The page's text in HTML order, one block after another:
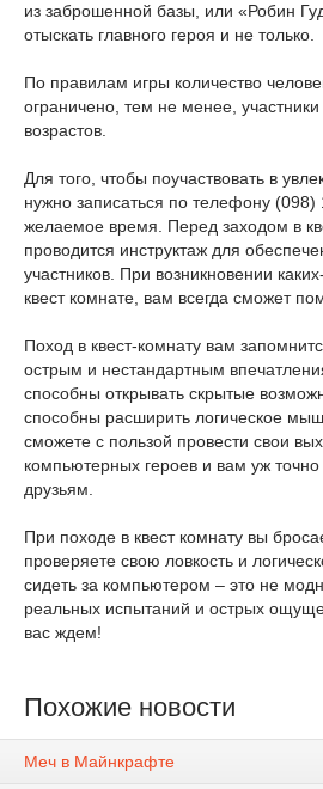
из заброшенной базы, или «Робин
отыскать главного героя и не только.
По правилам игры количество
ограничено, тем не менее,
возрастов.
Для того, чтобы поучаствовать в
нужно записаться по телефону (098)
желаемое время. Перед заходом в
проводится инструктаж для
участников. При возникновении
квест комнате, вам всегда сможет
Поход в квест-комнату вам
острым и нестандартным
способны открывать скрытые
способны расширить логическое
сможете с пользой провести свои
компьютерных героев и вам уж точно
друзьям.
При походе в квест комнату вы
проверяете свою ловкость и
сидеть за компьютером – это не
реальных испытаний и острых
вас ждем!
Похожие новости
Меч в Майнкрафте